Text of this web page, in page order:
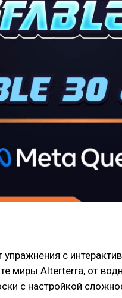
упражнения с
миры Alterterra, от
с настройкой